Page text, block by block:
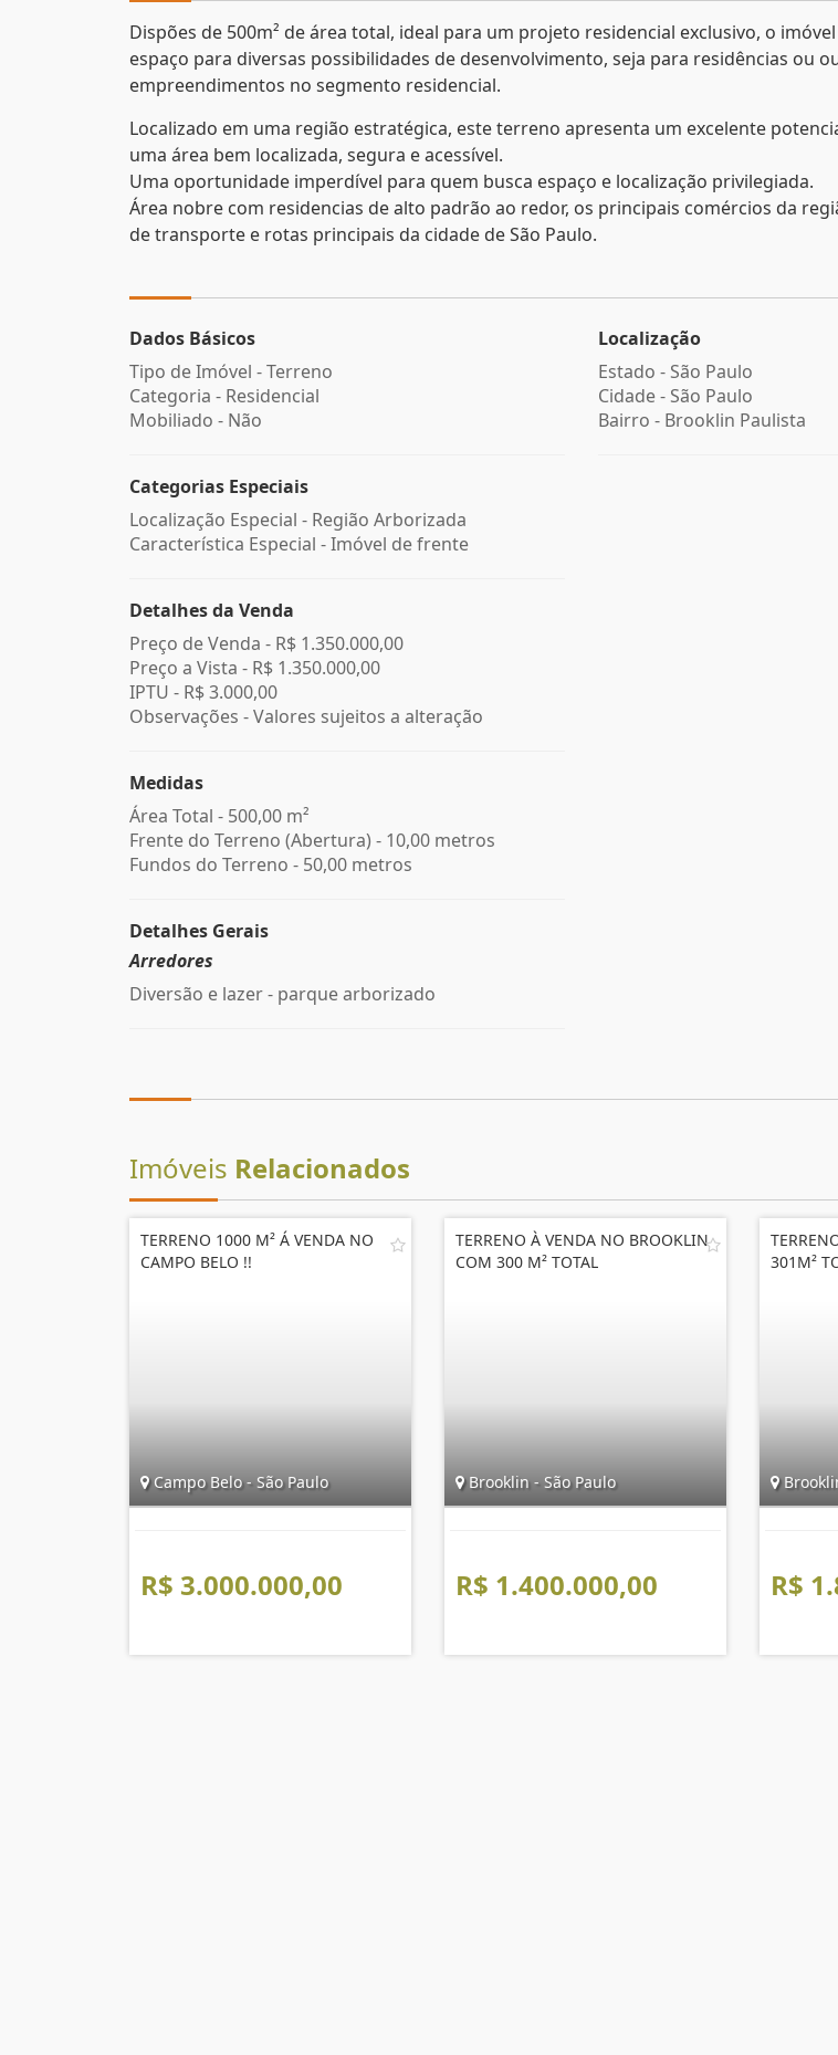
Dispões de 500m² de área total, ideal para um projeto residencial exclusivo, o
espaço para diversas possibilidades de desenvolvimento, seja para residências ou
empreendimentos no segmento residencial.
Localizado em uma região estratégica, este terreno apresenta um excelente
uma área bem localizada, segura e acessível.
Uma oportunidade imperdível para quem busca espaço e localização privilegiada.
Área nobre com residencias de alto padrão ao redor, os principais comércios da
de transporte e rotas principais da cidade de São Paulo.
Dados Básicos
Tipo de Imóvel - Terreno
Categoria - Residencial
Mobiliado - Não
Categorias Especiais
Localização Especial - Região Arborizada
Característica Especial - Imóvel de frente
Detalhes da Venda
Preço de Venda - R$ 1.350.000,00
Preço a Vista - R$ 1.350.000,00
IPTU - R$ 3.000,00
Observações - Valores sujeitos a alteração
Medidas
Área Total - 500,00 m²
Frente do Terreno (Abertura) - 10,00 metros
Fundos do Terreno - 50,00 metros
Detalhes Gerais
Arredores
Diversão e lazer - parque arborizado
Localização
Estado - São Paulo
Cidade - São Paulo
Bairro - Brooklin Paulista
Imóveis Relacionados
TERRENO 1000 M² Á VENDA NO
CAMPO BELO !!
Campo Belo - São Paulo
R$ 3.000.000,00
TERRENO À VENDA NO BROOKLIN
COM 300 M² TOTAL
Brooklin - São Paulo
R$ 1.400.000,00
301M²
R$